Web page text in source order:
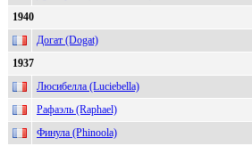
1940
Догат (Dogat)
1937
Люсибелла (Luciebella)
Рафаэль (Raphael)
Финула (Phinoola)